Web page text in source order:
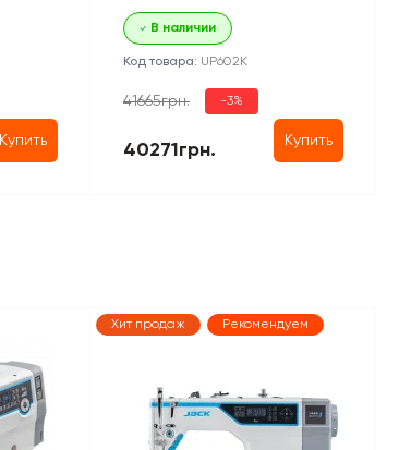
Купить
В наличии
Код товара: UP602K
41665грн. -3%
40271грн. Купить
Хит продаж Рекомендуем